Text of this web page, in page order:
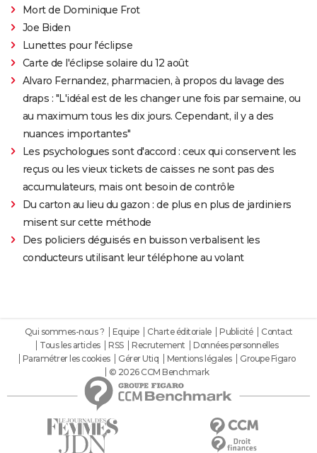
Mort de Dominique Frot
Joe Biden
Lunettes pour l'éclipse
Carte de l'éclipse solaire du 12 août
Alvaro Fernandez, pharmacien, à propos du lavage des
draps : "L'idéal est de les changer une fois par semaine, ou
au maximum tous les dix jours. Cependant, il y a des
nuances importantes"
Les psychologues sont d'accord : ceux qui conservent les
reçus ou les vieux tickets de caisses ne sont pas des
accumulateurs, mais ont besoin de contrôle
Du carton au lieu du gazon : de plus en plus de jardiniers
misent sur cette méthode
Des policiers déguisés en buisson verbalisent les
conducteurs utilisant leur téléphone au volant
Qui sommes-nous ? Equipe Charte éditoriale Publicité
Contact
Tous les articles
RSS Recrutement
Données personnelles
Paramétrer les cookies
Gérer Utiq Mentions légales
Groupe Figaro
© 2026 CCM Benchmark